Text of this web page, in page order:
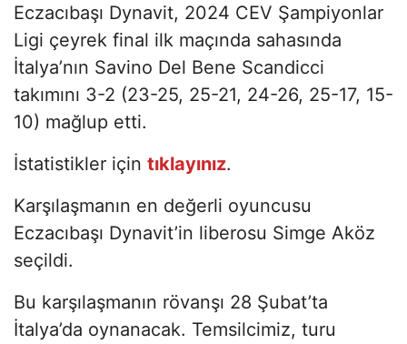
Eczacıbaşı Dynavit, 2024 CEV Şampiyonlar
Ligi çeyrek final ilk maçında sahasında
İtalya’nın Savino Del Bene Scandicci
takımını 3-2 (23-25, 25-21, 24-26, 25-17, 15-
10) mağlup etti.
İstatistikler için tıklayınız.
Karşılaşmanın en değerli oyuncusu
Eczacıbaşı Dynavit’in liberosu Simge Aköz
seçildi.
Bu karşılaşmanın rövanşı 28 Şubat’ta
İtalya’da oynanacak. Temsilcimiz, turu